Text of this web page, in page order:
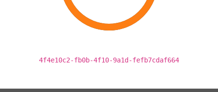
4f4e10c2-fb0b-4f10-9a1d-fefb7cdaf664